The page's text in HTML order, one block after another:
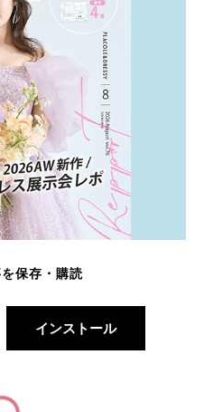
保存・購読
インストール